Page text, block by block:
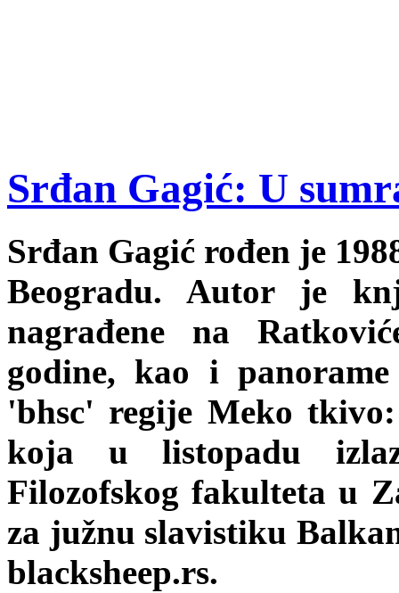
Srđan Gagić: U
Srđan Gagić rođen je
Beogradu. Autor je
nagrađene na
godine, kao i
'bhsc' regije Meko
koja u listopadu
Filozofskog fakulteta u
za južnu slavistiku
blacksheep.rs.